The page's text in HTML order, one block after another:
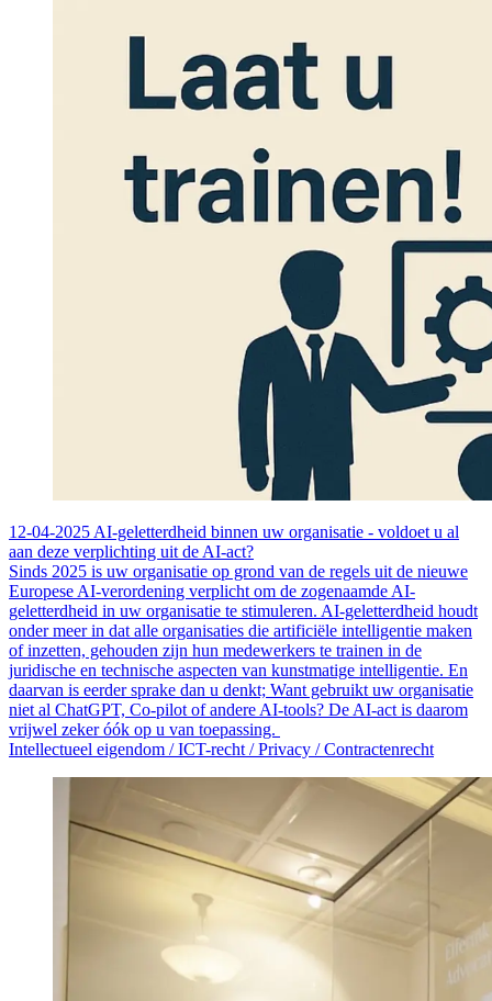
12-04-2025AI-geletterdheid binnen uw organisatie - voldoet u al
aan deze verplichting uit de AI-act?
Sinds 2025 is uw organisatie op grond van de regels uit de nieuwe
Europese AI-verordening verplicht om de zogenaamde AI-
geletterdheid in uw organisatie te stimuleren. AI-geletterdheid houdt
onder meer in dat alle organisaties die artificiële intelligentie maken
of inzetten, gehouden zijn hun medewerkers te trainen in de
juridische en technische aspecten van kunstmatige intelligentie. En
daarvan is eerder sprake dan u denkt; Want gebruikt uw organisatie
niet al ChatGPT, Co-pilot of andere AI-tools? De AI-act is daarom
vrijwel zeker óók op u van toepassing.
Intellectueel eigendom /ICT-recht /Privacy /Contractenrecht